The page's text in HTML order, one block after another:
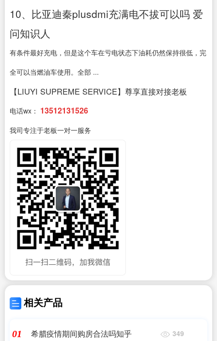
10、比亚迪秦plusdmi充满电不拔可以吗 爱
问知识人
有条件最好充电，但是这个车在亏电状态下油耗仍然保持很低，完
全可以当燃油车使用。全部 ...
【LIUYI SUPREME SERVICE】尊享直接对接老板
电话wx： 13512131526
我司专注于老板一对一服务
相关产品
01 希腊疫情期间购房合法吗知乎 349